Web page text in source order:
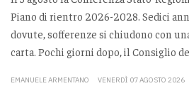
Piano di rientro 2026-2028. Sedici
dovute, sofferenze si chiudono con
carta. Pochi giorni dopo, il Consiglio
EMANUELE ARMENTANO VENERDÌ 07 AGOSTO 2026